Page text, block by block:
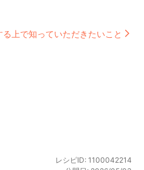
る上で知っていただきたいこと
レシピID: 1100042214